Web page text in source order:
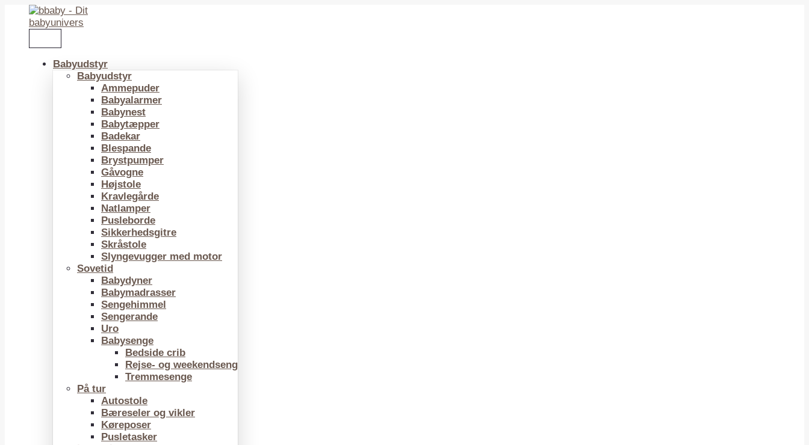
Babyudstyr
Babyudstyr
Ammepuder
Babyalarmer
Babynest
Babytæpper
Badekar
Blespande
Brystpumper
Gåvogne
Højstole
Kravlegårde
Natlamper
Pusleborde
Sikkerhedsgitre
Skråstole
Slyngevugger med motor
Sovetid
Babydyner
Babymadrasser
Sengehimmel
Sengerande
Uro
Babysenge
Bedside crib
Rejse- og weekendseng
Tremmesenge
På tur
Autostole
Bæreseler og vikler
Køreposer
Pusletasker